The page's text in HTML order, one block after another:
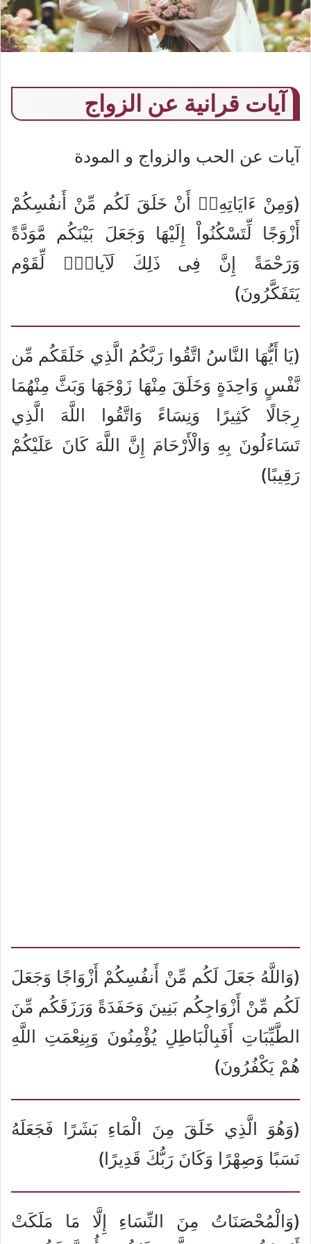
آيات قرانية عن الزواج
آيات عن الحب والزواج و المودة
(وَمِنْ ءَايَاتِهِۦٓ أَنْ خَلَقَ لَكُم مِّنْ أَنفُسِكُمْ
أَزْوَجًا لِّتَسْكُنُواْ إِلَيْهَا وَجَعَلَ بَيْنَكُم مَّوَدَّةً
وَرَحْمَةً إِنَّ فِى ذَلِكَ لَآياتٍۢ لِّقَوْم
يَتَفَكَّرُونَ)
(يَا أَيُّهَا النَّاسُ اتَّقُوا رَبَّكُمُ الَّذِي خَلَقَكُم مِّن
نَّفْسٍ وَاحِدَةٍ وَخَلَقَ مِنْهَا زَوْجَهَا وَبَثَّ مِنْهُمَا
رِجَالًا كَثِيرًا وَنِسَاءً وَاتَّقُوا اللَّهَ الَّذِي
تَسَاءَلُونَ بِهِ وَالْأَرْحَامَ إِنَّ اللَّهَ كَانَ عَلَيْكُمْ
رَقِيبًا)
(وَاللَّهُ جَعَلَ لَكُم مِّنْ أَنفُسِكُمْ أَزْوَاجًا وَجَعَلَ
لَكُم مِّنْ أَزْوَاجِكُم بَنِينَ وَحَفَدَةً وَرَزَقَكُم مِّنَ
الطَّيِّبَاتِ أَفَبِالْبَاطِلِ يُؤْمِنُونَ وَبِنِعْمَتِ اللَّهِ
هُمْ يَكْفُرُونَ)
(وَهُوَ الَّذِي خَلَقَ مِنَ الْمَاءِ بَشَرًا فَجَعَلَهُ
نَسَبًا وَصِهْرًا وَكَانَ رَبُّكَ قَدِيرًا)
(وَالْمُحْصَنَاتُ مِنَ النِّسَاءِ إِلَّا مَا مَلَكَتْ